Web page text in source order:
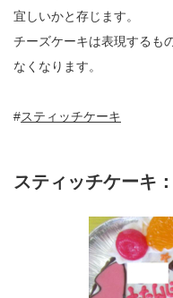
宜しいかと存じます。
チーズケーキは表現するも
なくなります。
#スティッチケーキ
スティッチケーキ